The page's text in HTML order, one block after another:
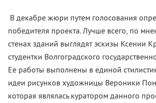
В декабре жюри путем голосования
победителя проекта. Лучше всего, по
стенах зданий выглядят эскизы Ксении
студентки Волгоградского
Ее работы выполнены в единой
идеи рисунков художницы Вероники
которая являлась куратором данного